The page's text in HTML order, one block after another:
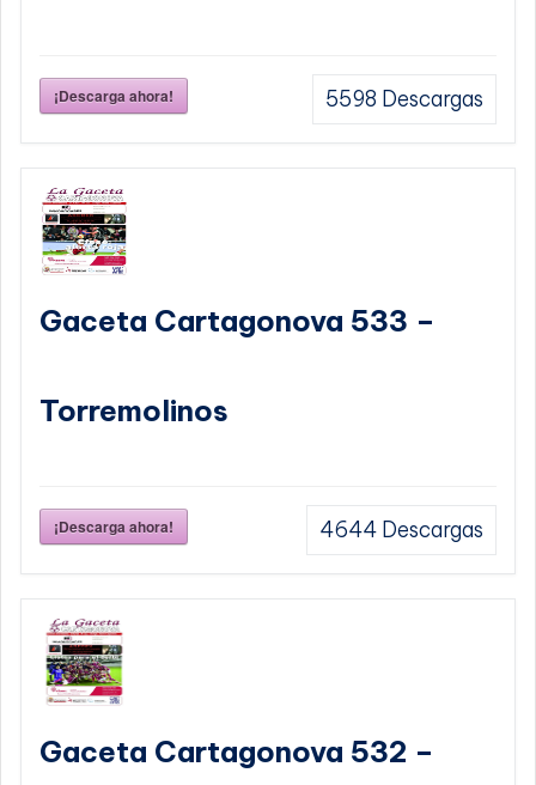
¡Descarga ahora! 5598 Descargas
Gaceta Cartagonova 533 –
Torremolinos
¡Descarga ahora! 4644 Descargas
Gaceta Cartagonova 532 –